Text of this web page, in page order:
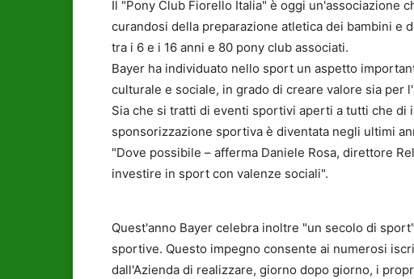
Il "Pony Club Fiorello Italia" è oggi un'associazione
curandosi della preparazione atletica dei bambini e
tra i 6 e i 16 anni e 80 pony club associati.
Bayer ha individuato nello sport un aspetto
culturale e sociale, in grado di creare valore sia per
Sia che si tratti di eventi sportivi aperti a tutti che
sponsorizzazione sportiva è diventata negli ultimi
"Dove possibile – afferma Daniele Rosa, direttore
investire in sport con valenze sociali".
Quest'anno Bayer celebra inoltre "un secolo di
sportive. Questo impegno consente ai numerosi
dall'Azienda di realizzare, giorno dopo giorno, i